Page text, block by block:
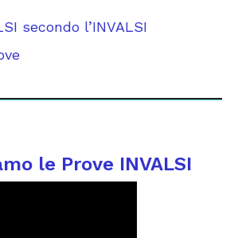
secondo l’INVALSI
le Prove INVALSI